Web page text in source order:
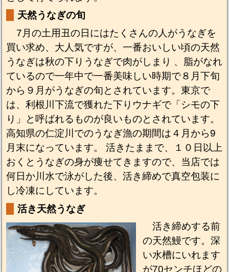
天然うなぎの旬
7月の土用丑の日にはたくさんの人がうなぎを
買い求め、大人気ですが、一番おいしい頃の天然
うなぎは秋の下りうなぎで肉がしまり 、脂がなれ
ているので一年中で一番美味しい時期で８月下旬
から９月がうなぎの旬とされています。東京で
は、利根川下流で獲れた下りウナギで「シモの下
り」と呼ばれるものが良いものとされています。
高知県の仁淀川でのうなぎ漁の期間は４月から9
月末になっています。 活きたままで、１０日以上
おくとうなぎの身が痩せてきますので、当店では
何日か川水で泳がした後、活き締めで真空包装に
し冷凍にしています。
活き天然うなぎ
活き締めする前
の天然鰻です。深
い水槽にいれます
が70センチほどの